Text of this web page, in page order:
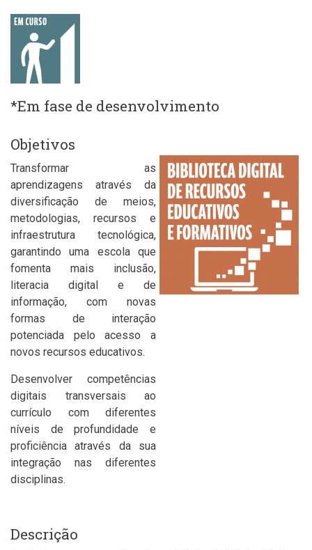
*Em fase de desenvolvimento
Objetivos
Transformar as
aprendizagens através da
diversificação de meios,
metodologias, recursos e
infraestrutura tecnológica,
garantindo uma escola que
fomenta mais inclusão,
literacia digital e de
informação, com novas
formas de interação
potenciada pelo acesso a
novos recursos educativos.
Desenvolver competências
digitais transversais ao
currículo com diferentes
níveis de profundidade e
proficiência através da sua
integração nas diferentes
disciplinas.
Descrição